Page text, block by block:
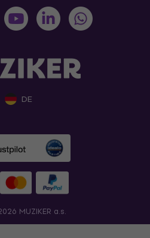
DE
MUZIKER a.s.